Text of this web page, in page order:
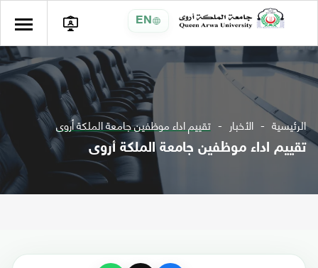
EN
الرئيسية الأخبار تقييم اداء موظفين جامعة الملكة أروى
تقييم اداء موظفين جامعة الملكة أروى